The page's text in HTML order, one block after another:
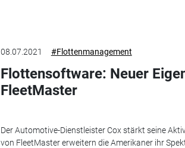
08.07.2021 #Flottenmanagement
Flottensoftware: Neuer
FleetMaster
Der Automotive-Dienstleister Cox stärkt seine
von FleetMaster erweitern die Amerikaner ihr